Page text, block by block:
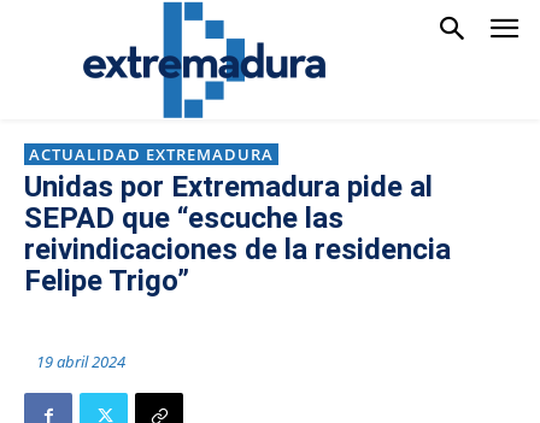
ACTUALIDAD EXTREMADURA
Unidas por Extremadura pide al
SEPAD que “escuche las
reivindicaciones de la residencia
Felipe Trigo”
19 abril 2024